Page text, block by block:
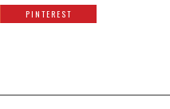
PINTEREST